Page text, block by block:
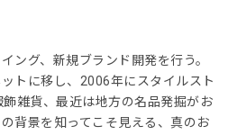
ング、新規ブランド開発を行う。
トに移し、2006年にスタイルスト
雑貨、最近は地方の名品発掘がお
背景を知ってこそ見える、真のお